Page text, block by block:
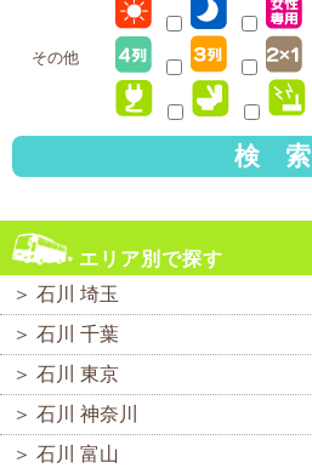
その他
検 索
エリア別で探す
＞ 石川 埼玉
＞ 石川 千葉
＞ 石川 東京
＞ 石川 神奈川
＞ 石川 富山